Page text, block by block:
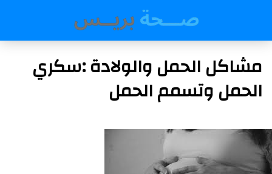
مشاكل الحمل والولادة :سكري
الحمل وتسمم الحمل